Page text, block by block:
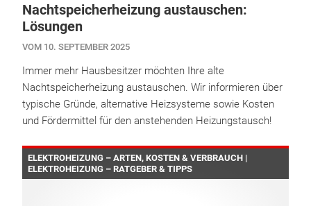
Nachtspeicherheizung austauschen:
Lösungen
VOM 10. SEPTEMBER 2025
Immer mehr Hausbesitzer möchten Ihre alte
Nachtspeicherheizung austauschen. Wir informieren über
typische Gründe, alternative Heizsysteme sowie Kosten
und Fördermittel für den anstehenden Heizungstausch!
ELEKTROHEIZUNG – ARTEN, KOSTEN & VERBRAUCH |
ELEKTROHEIZUNG – RATGEBER & TIPPS